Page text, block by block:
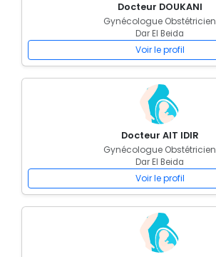
Docteur DOUKANI
Gynécologue Obstétricien
Dar El Beida
Voir le profil
Docteur AIT IDIR
Gynécologue Obstétricien
Dar El Beida
Voir le profil